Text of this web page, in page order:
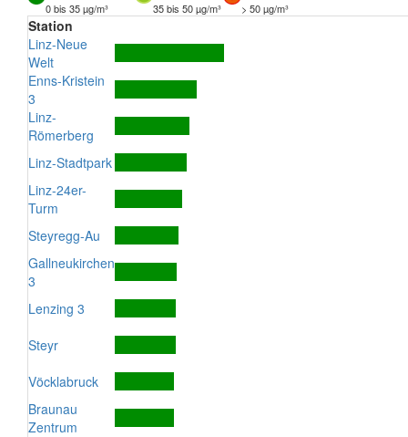
0 bis 35 µg/m³
35 bis 50 µg/m³ > 50 µg/m³
Station
Linz-Neue
Welt
Enns-Kristein
3
Linz-
Römerberg
Linz-Stadtpark
Linz-24er-
Turm
Steyregg-Au
Gallneukirchen
3
Lenzing 3
Steyr
Vöcklabruck
Braunau
Zentrum